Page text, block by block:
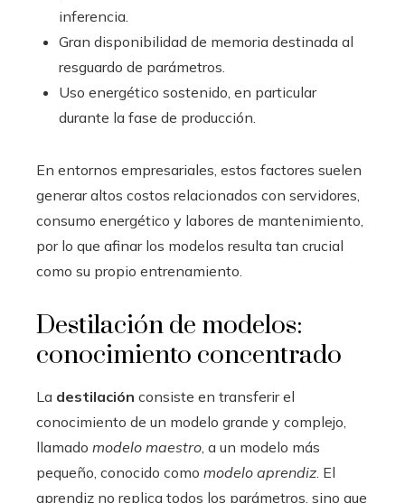
inferencia.
Gran disponibilidad de memoria destinada al
resguardo de parámetros.
Uso energético sostenido, en particular
durante la fase de producción.
En entornos empresariales, estos factores suelen
generar altos costos relacionados con servidores,
consumo energético y labores de mantenimiento,
por lo que afinar los modelos resulta tan crucial
como su propio entrenamiento.
Destilación de modelos:
conocimiento concentrado
La destilación consiste en transferir el
conocimiento de un modelo grande y complejo,
llamado modelo maestro , a un modelo más
pequeño, conocido como modelo aprendiz . El
aprendiz no replica todos los parámetros, sino que